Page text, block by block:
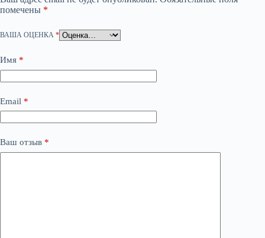
помечены *
ВАША ОЦЕНКА *
Имя *
Email *
Ваш отзыв *